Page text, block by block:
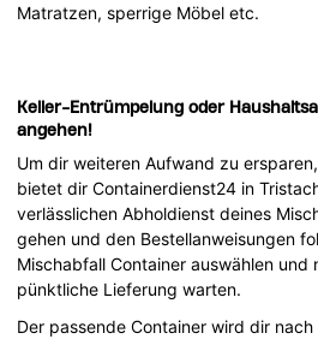
Matratzen, sperrige Möbel etc.
Keller-Entrümpelung oder
angehen!
Um dir weiteren Aufwand zu ersparen,
bietet dir Containerdienst24 in
verlässlichen Abholdienst deines
gehen und den Bestellanweisungen
Mischabfall Container auswählen und
pünktliche Lieferung warten.
Der passende Container wird dir